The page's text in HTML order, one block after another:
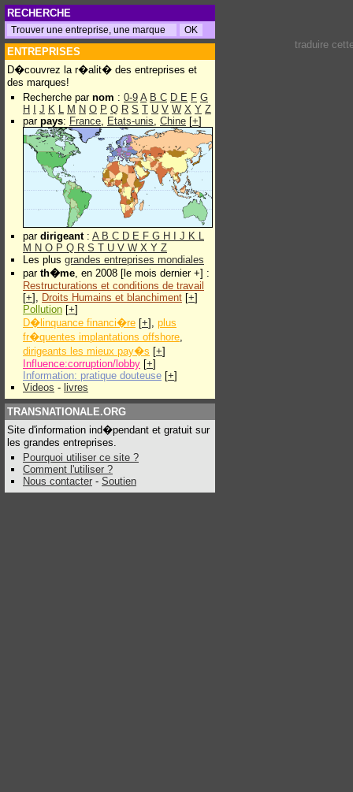
RECHERCHE
ENTREPRISES
D�couvrez la r�alit� des entreprises et
des marques!
Recherche par nom : 0-9 A B C D E F G
H
J K L M N O P Q R S T U V W X Y Z
par pays: France, Etats-unis, Chine [+]
par dirigeant: A B C D E F G H J K L
M N O P Q R S T U V W X Y Z
Les plus grandes entreprises mondiales
par th�me, en 2008 [le mois dernier +] :
Restructurations et conditions de travail
[+], Droits Humains et blanchiment [+]
Pollution [+]
D�linquance financi�re [+], plus
fr�quentes implantations offshore,
dirigeants les mieux pay�s [+]
Influence:corruption/lobby [+]
Information: pratique douteuse [+]
Videos - livres
TRANSNATIONALE.ORG
Site d'information ind�pendant et gratuit sur
les grandes entreprises.
Pourquoi utiliser ce site ?
Comment l'utiliser ?
Nous contacter - Soutien
traduire